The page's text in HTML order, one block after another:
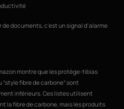
de documents, c'est un signal d'alarme
montre que les protège-tibias
“style fibre de carbone” sont
inférieurs. Ces listes utilisent
la fibre de carbone, mais les produits